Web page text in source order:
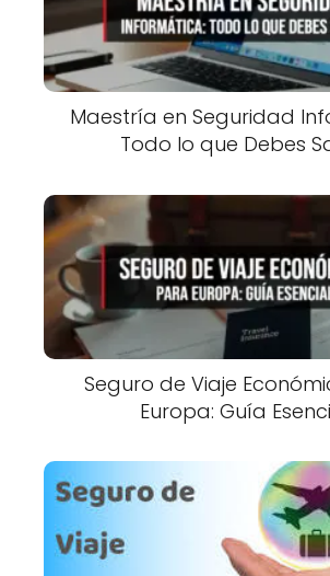
Maestría en Seguridad
Todo lo que Debes
Seguro de Viaje
Europa: Guía